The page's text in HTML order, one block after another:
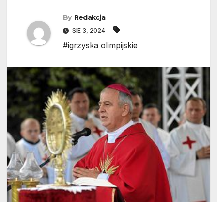
By Redakcja
SIE 3, 2024
#igrzyska olimpijskie